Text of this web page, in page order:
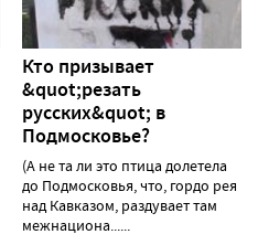
Кто призывает
&quot;резать
русских&quot; в
Подмосковье?
(А не та ли это птица долетела
до Подмосковья, что, гордо рея
над Кавказом, раздувает там
межнациона......